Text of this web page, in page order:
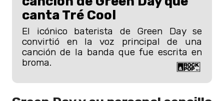
canta Tré Cool
El icónico baterista de Green Day se
convirtió en la voz principal de una
canción de la banda que fue escrita en
broma.